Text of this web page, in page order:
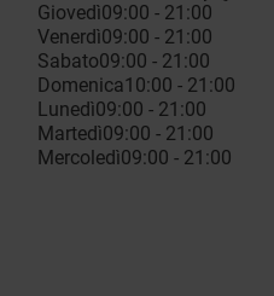
Giovedì09:00 - 21:00
Venerdì09:00 - 21:00
Sabato09:00 - 21:00
Domenica10:00 - 21:00
Lunedì09:00 - 21:00
Martedì09:00 - 21:00
Mercoledì09:00 - 21:00